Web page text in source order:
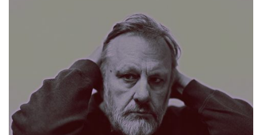
Цитати
Inter/antinational